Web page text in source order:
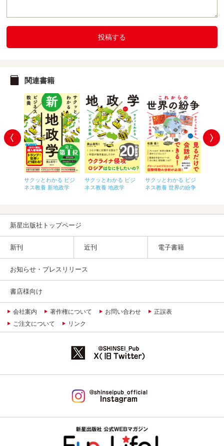
投稿する
関連書籍
サクッとわかる ビジ
ネス教養 新地政学
サクッとわかる ビジ
ネス教養 地政学
サクッとわかる ビジ
ネス教養 世界の紛争
新星出版社トップページ
新刊 近刊 電子書籍
お知らせ・プレスリリース
書店様向け
会社案内 著作権について お問い合わせ
正誤表
ご注文について
リンク